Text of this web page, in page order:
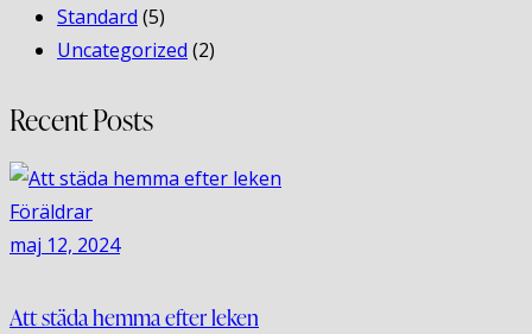
Standard (5)
Uncategorized (2)
Recent Posts
Föräldrar
maj 12, 2024
Att städa hemma efter leken